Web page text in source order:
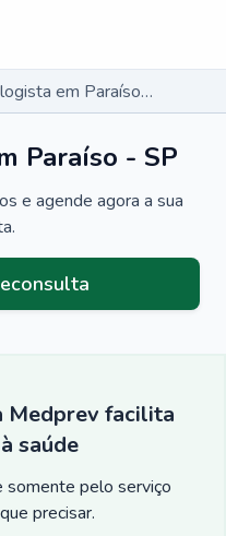
Pneumologista em Paraíso - SP
Paraíso - SP
e agende agora a sua
Medprev facilita
saúde
somente pelo serviço
precisar.